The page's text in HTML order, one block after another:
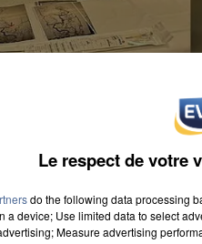
Le respect de votre
do the following data processing
a device; Use limited data to select
Measure advertising